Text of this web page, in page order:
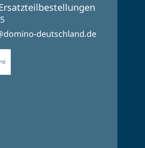
deutschland.de